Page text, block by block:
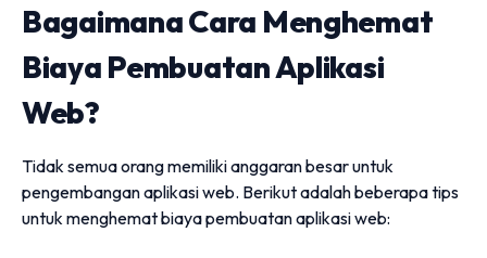
Bagaimana Cara Menghemat
Biaya Pembuatan Aplikasi
Web?
Tidak semua orang memiliki anggaran besar untuk
pengembangan aplikasi web. Berikut adalah beberapa tips
untuk menghemat biaya pembuatan aplikasi web: